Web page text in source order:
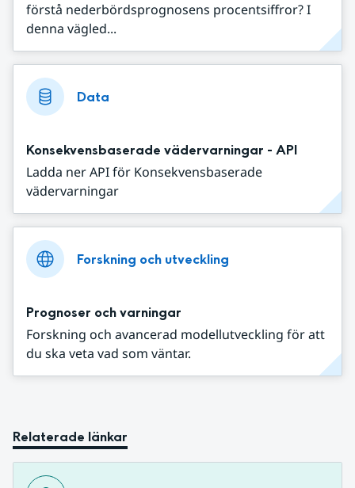
förstå nederbördsprognosens procentsiffror? I
denna vägled...
Data
Konsekvensbaserade vädervarningar - API
Ladda ner API för Konsekvensbaserade
vädervarningar
Forskning och utveckling
Prognoser och varningar
Forskning och avancerad modellutveckling för att
du ska veta vad som väntar.
Relaterade länkar